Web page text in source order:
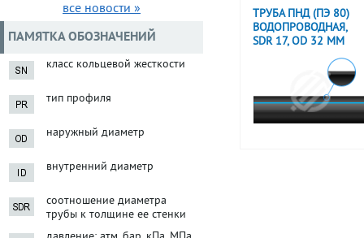
ТРУБА ПНД (ПЭ 80)
ВОДОПРОВОДНАЯ,
SDR 17, OD 32 ММ
все новости »
ПАМЯТКА ОБОЗНАЧЕНИЙ
класс кольцевой жесткости
тип профиля
наружный диаметр
внутренний диаметр
соотношение диаметра
трубы к толщине ее стенки